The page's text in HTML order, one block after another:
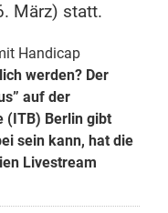
März) statt.
Handicap
werden? Der
auf der
(ITB) Berlin gibt
sein kann, hat die
Livestream